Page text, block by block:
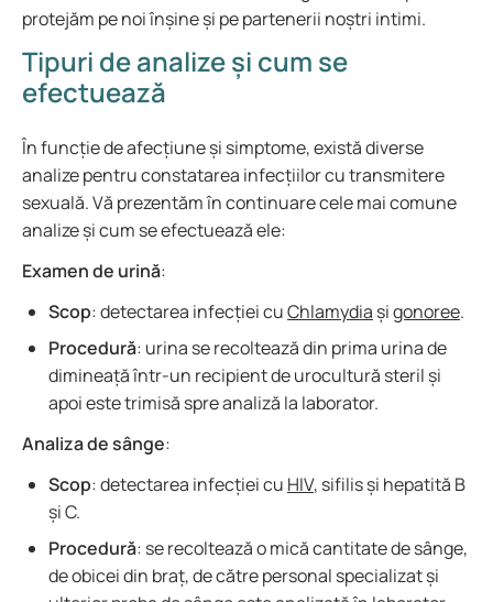
protejăm pe noi înșine și pe partenerii noștri intimi.
Tipuri de analize și cum se
efectuează
În funcție de afecțiune și simptome, există diverse
analize pentru constatarea infecțiilor cu transmitere
sexuală. Vă prezentăm în continuare cele mai comune
analize și cum se efectuează ele:
Examen de urină:
Scop: detectarea infecției cuChlamydia șigonoree.
Procedură: urina se recoltează din prima urina de
dimineață într-un recipient de urocultură steril și
apoi este trimisă spre analiză la laborator.
Analiza de sânge:
Scop: detectarea infecției cu HIV, sifilis și hepatită B
și C.
Procedură: se recoltează o mică cantitate de sânge,
de obicei din braț, de către personal specializat și